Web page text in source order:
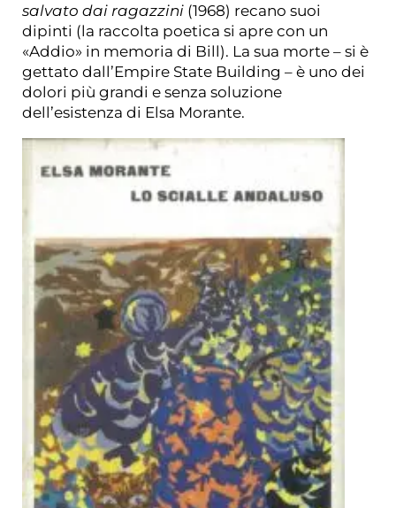
salvato dai ragazzini (1968) recano suoi
dipinti (la raccolta poetica si apre con un
«Addio» in memoria di Bill). La sua morte – si è
gettato dall’Empire State Building – è uno dei
dolori più grandi e senza soluzione
dell’esistenza di Elsa Morante.